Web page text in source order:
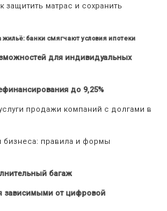
матрас и сохранить
банки смягчают условия ипотеки
для индивидуальных
до 9,25%
продажи компаний с долгами в
бизнеса: правила и формы
багаж
зависимыми от цифровой